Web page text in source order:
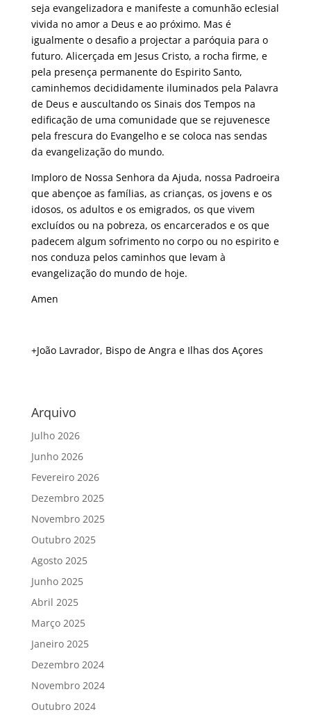
seja evangelizadora e manifeste a comunhão eclesial
vivida no amor a Deus e ao próximo. Mas é
igualmente o desafio a projectar a paróquia para o
futuro. Alicerçada em Jesus Cristo, a rocha firme, e
pela presença permanente do Espirito Santo,
caminhemos decididamente iluminados pela Palavra
de Deus e auscultando os Sinais dos Tempos na
edificação de uma comunidade que se rejuvenesce
pela frescura do Evangelho e se coloca nas sendas
da evangelização do mundo.
Imploro de Nossa Senhora da Ajuda, nossa Padroeira
que abençoe as famílias, as crianças, os jovens e os
idosos, os adultos e os emigrados, os que vivem
excluídos ou na pobreza, os encarcerados e os que
padecem algum sofrimento no corpo ou no espirito e
nos conduza pelos caminhos que levam à
evangelização do mundo de hoje.
Amen
+João Lavrador, Bispo de Angra e Ilhas dos Açores
Arquivo
Julho 2026
Junho 2026
Fevereiro 2026
Dezembro 2025
Novembro 2025
Outubro 2025
Agosto 2025
Junho 2025
Abril 2025
Março 2025
Janeiro 2025
Dezembro 2024
Novembro 2024
Outubro 2024